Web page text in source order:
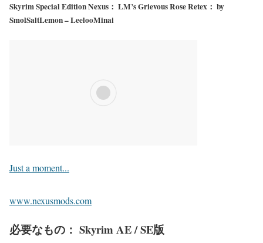
Skyrim Special Edition Nexus： LM’s Grievous Rose Retex： by
SmolSaltLemon – LeelooMinai
Just a moment...
www.nexusmods.com
必要なもの： Skyrim AE / SE版